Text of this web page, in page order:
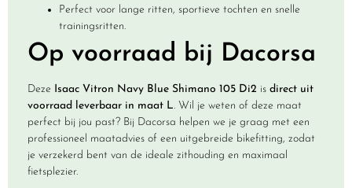
Perfect voor lange ritten, sportieve tochten en snelle
trainingsritten.
Op voorraad bij Dacorsa
Deze Isaac Vitron Navy Blue Shimano 105 Di2 is direct uit
voorraad leverbaar in maat L. Wil je weten of deze maat
perfect bij jou past? Bij Dacorsa helpen we je graag met een
professioneel maatadvies of een uitgebreide bikefitting, zodat
je verzekerd bent van de ideale zithouding en maximaal
fietsplezier.